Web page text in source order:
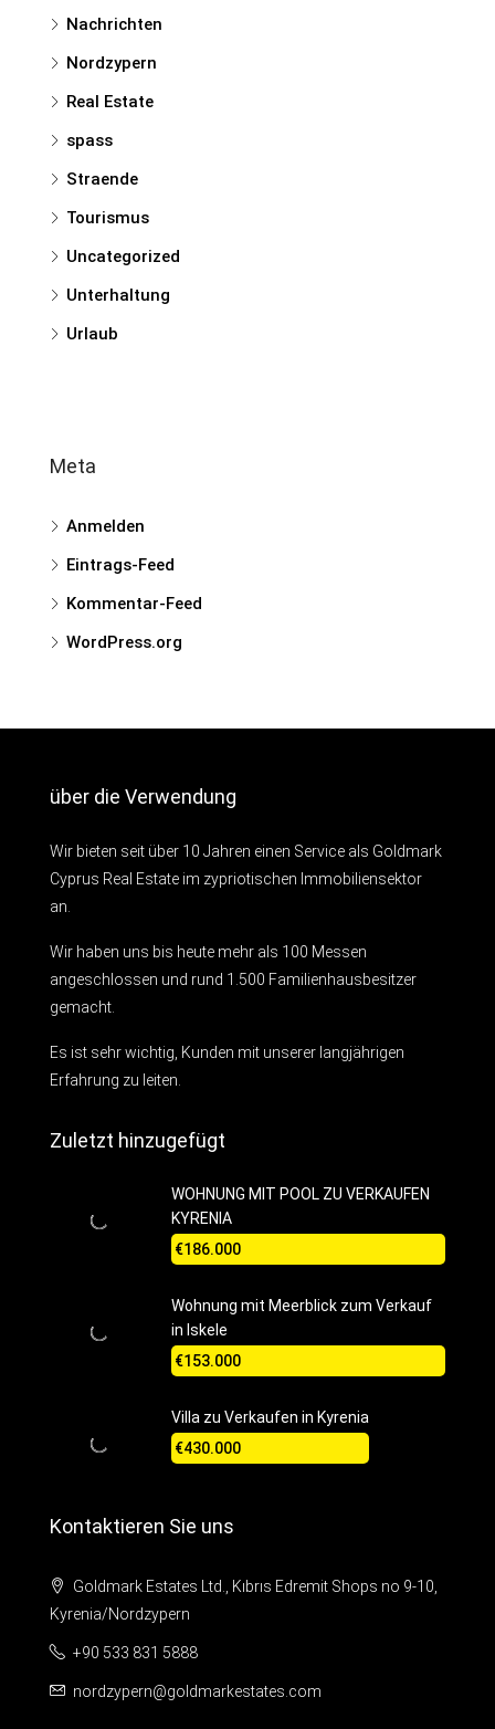
Nachrichten
Nordzypern
Real Estate
spass
Straende
Tourismus
Uncategorized
Unterhaltung
Urlaub
Meta
Anmelden
Eintrags-Feed
Kommentar-Feed
WordPress.org
über die Verwendung
Wir bieten seit über 10 Jahren einen Service als Goldmark
Cyprus Real Estate im zypriotischen Immobiliensektor
an.
Wir haben uns bis heute mehr als 100 Messen
angeschlossen und rund 1.500 Familienhausbesitzer
gemacht.
Es ist sehr wichtig, Kunden mit unserer langjährigen
Erfahrung zu leiten.
Zuletzt hinzugefügt
WOHNUNG MIT POOL ZU VERKAUFEN
KYRENIA
€186.000
Wohnung mit Meerblick zum Verkauf
in Iskele
€153.000
Villa zu Verkaufen in Kyrenia
€430.000
Kontaktieren Sie uns
Goldmark Estates Ltd., Kıbrıs Edremit Shops no 9-10,
Kyrenia/Nordzypern
+90 533 831 5888
nordzypern@goldmarkestates.com